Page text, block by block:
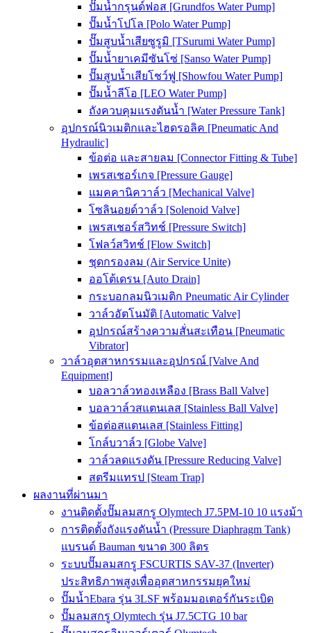
ปั๊มน้ำกรุนด์ฟอส [Grundfos Water Pump]
ปั๊มน้ำโปโล [Polo Water Pump]
ปั๊มสูบน้ำเสียซูรูมิ [TSurumi Water Pump]
ปั๊มน้ำยาเคมีซันโซ่ [Sanso Water Pump]
ปั๊มสูบน้ำเสียโชว์ฟู [Showfou Water Pump]
ปั๊มน้ำลีโอ [LEO Water Pump]
ถังควบคุมแรงดันน้ำ [Water Pressure Tank]
อุปกรณ์นิวเมติกและไฮดรอลิค [Pneumatic And
Hydraulic]
ข้อต่อ และสายลม [Connector Fitting & Tube]
เพรสเชอร์เกจ [Pressure Gauge]
แมคคานิควาล์ว [Mechanical Valve]
โซลินอยด์วาล์ว [Solenoid Valve]
เพรสเชอร์สวิทช์ [Pressure Switch]
โฟลว์สวิทช์ [Flow Switch]
ชุดกรองลม (Air Service Unite)
ออโต้เดรน [Auto Drain]
กระบอกลมนิวเมติก Pneumatic Air Cylinder
วาล์วอัตโนมัติ [Automatic Valve]
อุปกรณ์สร้างความสั่นสะเทือน [Pneumatic
Vibrator]
วาล์วอุตสาหกรรมและอุปกรณ์ [Valve And
Equipment]
บอลวาล์วทองเหลือง [Brass Ball Valve]
บอลวาล์วสแตนเลส [Stainless Ball Valve]
ข้อต่อสแตนเลส [Stainless Fitting]
โกล์บวาล์ว [Globe Valve]
วาล์วลดแรงดัน [Pressure Reducing Valve]
สตรีมแทรป [Steam Trap]
ผลงานที่ผ่านมา
งานติดตั้งปั๊มลมสกรู Olymtech J7.5PM-10 10 แรงม้า
การติดตั้งถังแรงดันน้ำ (Pressure Diaphragm Tank)
แบรนด์ Bauman ขนาด 300 ลิตร
ระบบปั๊มลมสกรู FSCURTIS SAV-37 (Inverter)
ประสิทธิภาพสูงเพื่ออุตสาหกรรมยุคใหม่
ปั๊มน้ำEbara รุ่น 3LSF พร้อมมอเตอร์กันระเบิด
ปั๊มลมสกรู Olymtech รุ่น J7.5CTG 10 bar